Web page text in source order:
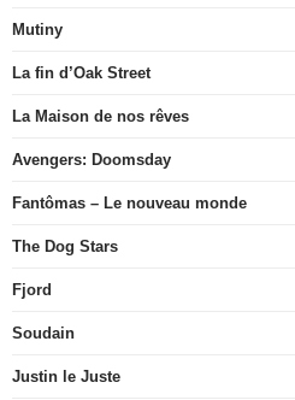
Mutiny
La fin d’Oak Street
La Maison de nos rêves
Avengers: Doomsday
Fantômas – Le nouveau monde
The Dog Stars
Fjord
Soudain
Justin le Juste